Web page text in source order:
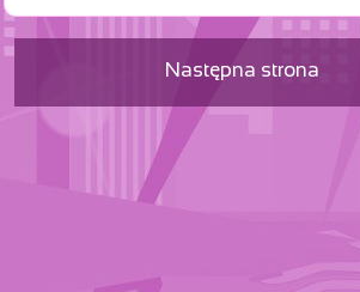
Następna strona